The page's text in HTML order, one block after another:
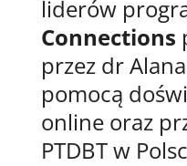
liderów
Connections
przez dr
pomocą
online oraz
PTDBT w